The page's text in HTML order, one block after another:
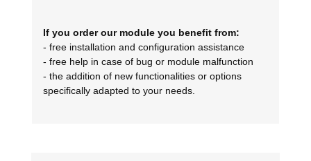
If you order our module you benefit from:
- free installation and configuration assistance
- free help in case of bug or module malfunction
- the addition of new functionalities or options
specifically adapted to your needs.